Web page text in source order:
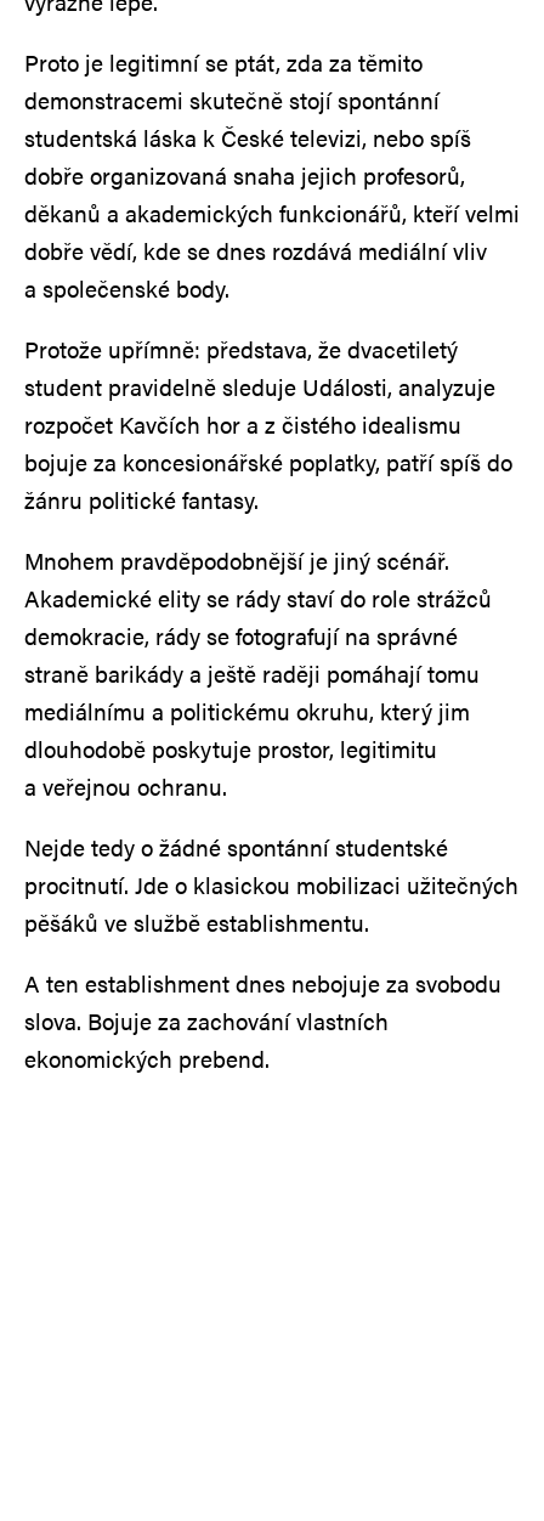
Proto je legitimní se ptát, zda za těmito
demonstracemi skutečně stojí spontánní
studentská láska k České televizi, nebo spíš
dobře organizovaná snaha jejich profesorů,
děkanů a akademických funkcionářů, kteří velmi
dobře vědí, kde se dnes rozdává mediální vliv
a společenské body.
Protože upřímně: představa, že dvacetiletý
student pravidelně sleduje Události, analyzuje
rozpočet Kavčích hor a z čistého idealismu
bojuje za koncesionářské poplatky, patří spíš do
žánru politické fantasy.
Mnohem pravděpodobnější je jiný scénář.
Akademické elity se rády staví do role strážců
demokracie, rády se fotografují na správné
straně barikády a ještě raději pomáhají tomu
mediálnímu a politickému okruhu, který jim
dlouhodobě poskytuje prostor, legitimitu
a veřejnou ochranu.
Nejde tedy o žádné spontánní studentské
procitnutí. Jde o klasickou mobilizaci užitečných
pěšáků ve službě establishmentu.
A ten establishment dnes nebojuje za svobodu
slova. Bojuje za zachování vlastních
ekonomických prebend.